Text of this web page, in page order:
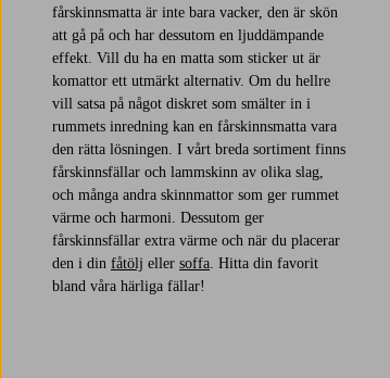
fårskinnsmatta är inte bara vacker, den är skön
att gå på och har dessutom en ljuddämpande
effekt. Vill du ha en matta som sticker ut är
komattor ett utmärkt alternativ. Om du hellre
vill satsa på något diskret som smälter in i
rummets inredning kan en fårskinnsmatta vara
den rätta lösningen. I vårt breda sortiment finns
fårskinnsfällar och lammskinn av olika slag,
och många andra skinnmattor som ger rummet
värme och harmoni. Dessutom ger
fårskinnsfällar extra värme och när du placerar
den i din fåtölj eller soffa. Hitta din favorit
bland våra härliga fällar!